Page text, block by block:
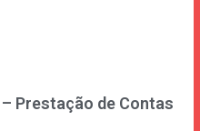
Prestação de Contas